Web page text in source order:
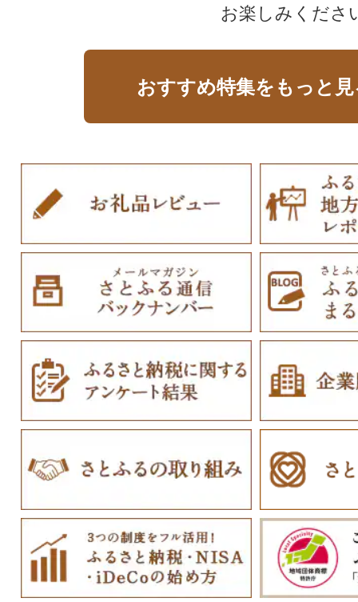
お楽しみくださ
おすすめ特集をもっと